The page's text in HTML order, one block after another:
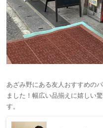
あざみ野にある友人おすすめの
ました！幅広い品揃えに嬉しい
す。